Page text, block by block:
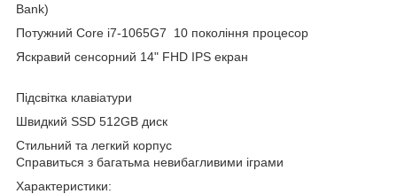
Bank)
Потужний Core i7-1065G7 10 покоління процесор
Яскравий сенсорний 14" FHD IPS екран
Підсвітка клавіатури
Швидкий SSD 512GB диск
Стильний та легкий корпус
Cправиться з багатьма невибагливими іграми
Характеристики: